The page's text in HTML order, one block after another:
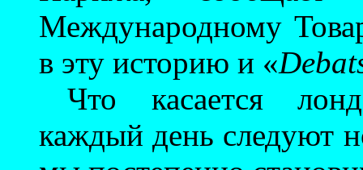
Международному
в эту историю и «
Что касается
каждый день следуют